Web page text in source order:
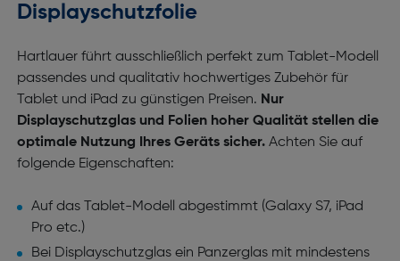
Displayschutzfolie
Hartlauer führt ausschließlich perfekt zum Tablet-Modell
passendes und qualitativ hochwertiges Zubehör für
Tablet und iPad zu günstigen Preisen. Nur
Displayschutzglas und Folien hoher Qualität stellen die
optimale Nutzung Ihres Geräts sicher. Achten Sie auf
folgende Eigenschaften:
Auf das Tablet-Modell abgestimmt (Galaxy S7, iPad
Pro etc.)
Bei Displayschutzglas ein Panzerglas mit mindestens